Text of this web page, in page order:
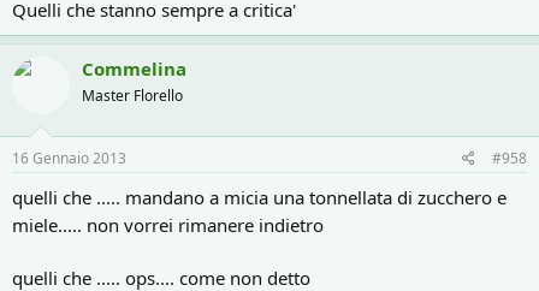
Quelli che stanno sempre a critica'
Commelina
Master Florello
16 Gennaio 2013 #958
quelli che ..... mandano a micia una tonnellata di zucchero e
miele..... non vorrei rimanere indietro
quelli che ..... ops.... come non detto